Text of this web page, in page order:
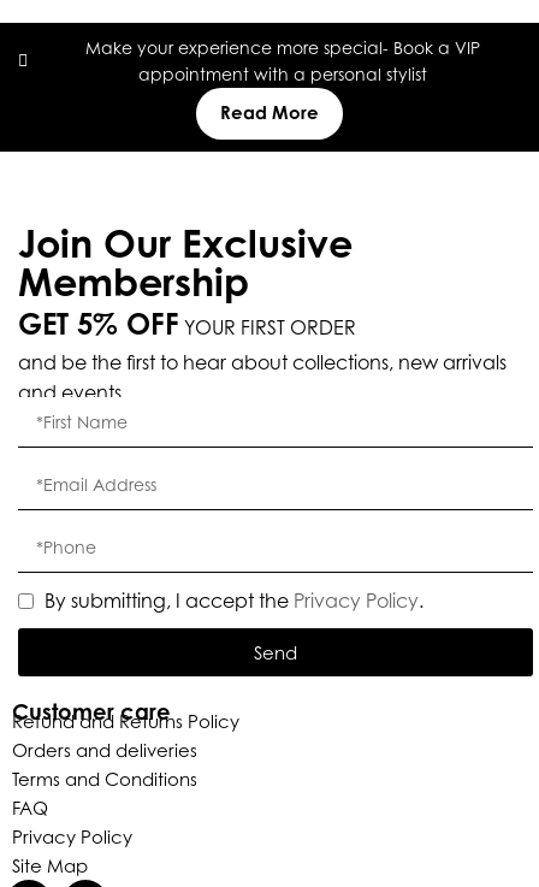
Make your experience more special- Book a VIP
appointment with a personal stylist
Read More
Customer care
Refund and Returns Policy
Orders and deliveries
Terms and Conditions
FAQ
Privacy Policy
Site Map
Join Our Exclusive
Membership
GET 5% OFF YOUR FIRST ORDER
and be the first to hear about collections, new arrivals
and events.
By submitting, I accept the Privacy Policy.
Send